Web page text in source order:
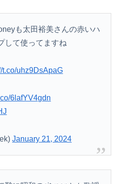
も太田裕美さんの赤いハ
して使ってますね
t.co/uhz9DsApaG
6lafYV4gdn
January 21, 2024